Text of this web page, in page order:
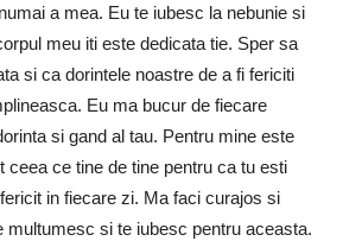
a mea. Eu te iubesc la nebunie si
meu iti este dedicata tie. Sper sa
si ca dorintele noastre de a fi fericiti
Eu ma bucur de fiecare
si gand al tau. Pentru mine este
ceea ce tine de tine pentru ca tu esti
in fiecare zi. Ma faci curajos si
multumesc si te iubesc pentru aceasta.